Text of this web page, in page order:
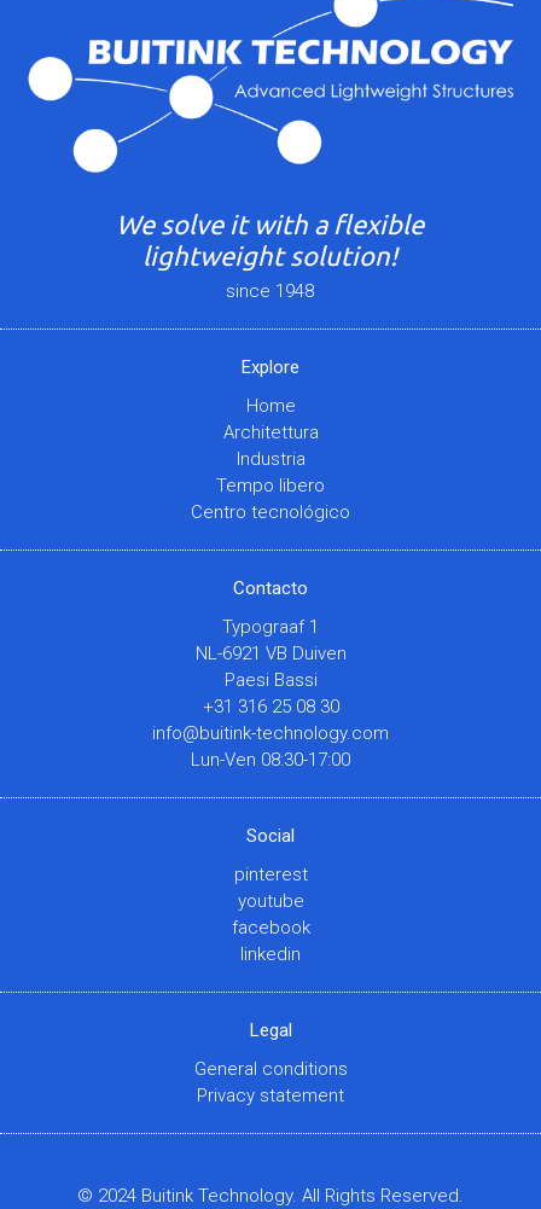
We solve it with a flexible
lightweight solution!
since 1948
Explore
Home
Architettura
Industria
Tempo libero
Centro tecnológico
Contacto
Typograaf 1
NL-6921 VB Duiven
Paesi Bassi
+31 316 25 08 30
info@buitink-technology.com
Lun-Ven 08:30-17:00
Social
pinterest
youtube
facebook
linkedin
Legal
General conditions
Privacy statement
© 2024 Buitink Technology. All Rights Reserved.